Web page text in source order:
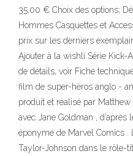
35,00 € Choix des options;
Hommes Casquettes et
prix sur les derniers
Ajouter à la wishli Série Kick-
de détails, voir Fiche
film de super-héros anglo -
produit et réalisé par
avec Jane Goldman ,
éponyme de Marvel Comics .
Taylor-Johnson dans le rôle-